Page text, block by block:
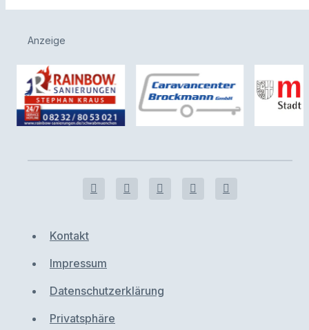
Anzeige
Kontakt
Impressum
Datenschutzerklärung
Privatsphäre